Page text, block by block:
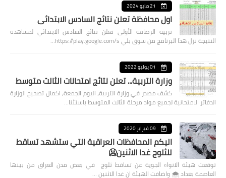
21 مايو 2024
اول محافظة تعلن نتائج السادس الابتدائي
تربية الرصافة الأولى تعلن نتائج السادس الابتدائي لمشاهدة
النتيجة نزل هذا البرنامج من سوق بلي https://play.google.com/s…
01 يوليو 2022
وزارة التربية... تعلن نتائج امتحانات الثالث متوسط
كشف مصدر في وزارة التربية، اليوم الجمعة، اكمال تصحيح الوزارة
الدفاتر الامتحانية لجميع مواد مرحلة الثالث المتوسط باستثنا…
09 فبراير 2020
اليكم المحافظات العراقية التي ستشهد تساقط
للثلوج غدا الاثنين🥶
توقعت هيئة الانواء الجوية عن تساقط ثلوج في بعض مدن العراق من بينها
العاصمة بغداد ⁦🌨️⁩ واضافت الهيئة ان غدا الاثنين …